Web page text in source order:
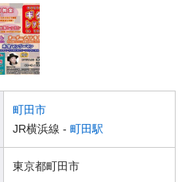
町田市
JR横浜線 - 町田駅
東京都町田市